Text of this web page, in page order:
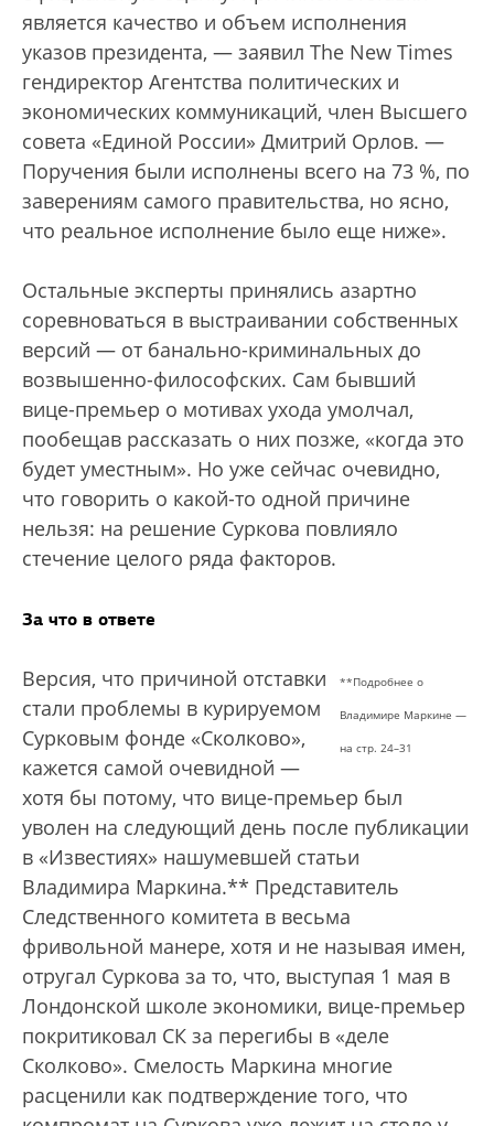
является качество и объем исполнения
указов президента, — заявил The New Times
гендиректор Агентства политических и
экономических коммуникаций, член Высшего
совета «Единой России» Дмитрий Орлов. —
Поручения были исполнены всего на 73 %, по
заверениям самого правительства, но ясно,
что реальное исполнение было еще ниже».
Остальные эксперты принялись азартно
соревноваться в выстраивании собственных
версий — от банально-криминальных до
возвышенно-философских. Сам бывший
вице-премьер о мотивах ухода умолчал,
пообещав рассказать о них позже, «когда это
будет уместным». Но уже сейчас очевидно,
что говорить о какой-то одной причине
нельзя: на решение Суркова повлияло
стечение целого ряда факторов.
За что в ответе
**Подробнее о
Владимире Маркине —
на стр. 24–31
Версия, что причиной отставки
стали проблемы в курируемом
Сурковым фонде «Сколково»,
кажется самой очевидной —
хотя бы потому, что вице-премьер был
уволен на следующий день после публикации
в «Известиях» нашумевшей статьи
Владимира Маркина.** Представитель
Следственного комитета в весьма
фривольной манере, хотя и не называя имен,
отругал Суркова за то, что, выступая 1 мая в
Лондонской школе экономики, вице-премьер
покритиковал СК за перегибы в «деле
Сколково». Смелость Маркина многие
расценили как подтверждение того, что